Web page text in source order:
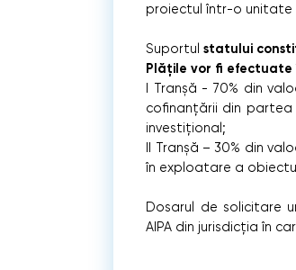
proiectul într-o unitate
Suportulstatului
Plățile vor fi efectuate
I Tranșă - 70% din
cofinanțării din partea
investițional;
II Tranșă – 30% din
în exploatare a
Dosarul de solicitare
AIPA din jurisdicția în